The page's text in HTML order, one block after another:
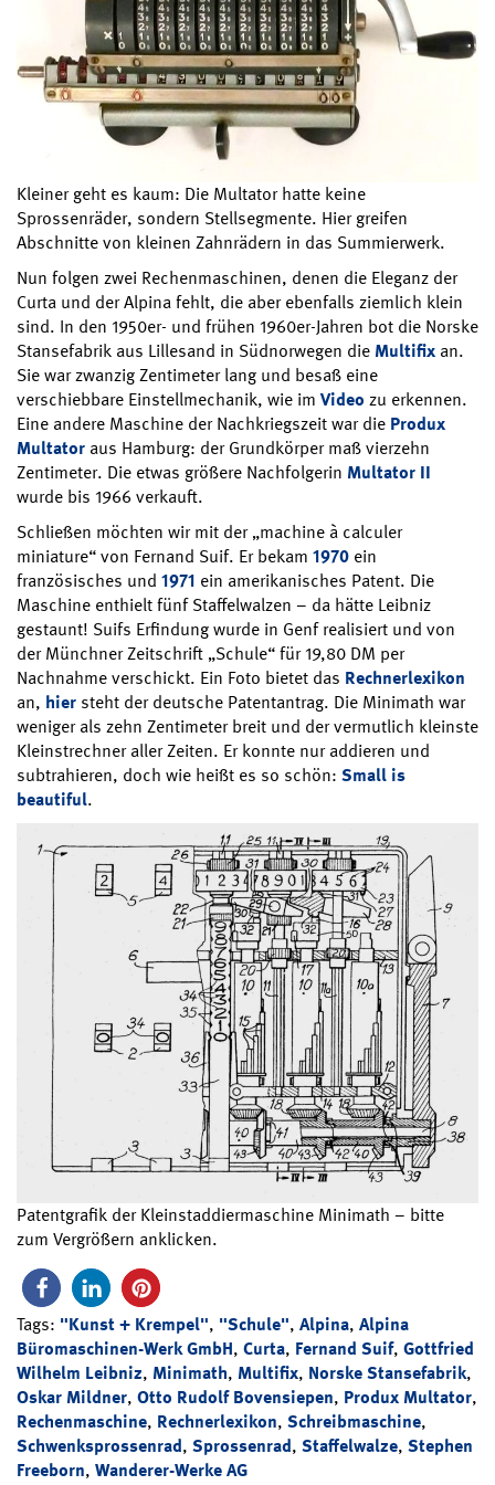
Kleiner geht es kaum: Die Multator hatte keine
Sprossenräder, sondern Stellsegmente. Hier greifen
Abschnitte von kleinen Zahnrädern in das Summierwerk.
Nun folgen zwei Rechenmaschinen, denen die Eleganz der
Curta und der Alpina fehlt, die aber ebenfalls ziemlich klein
sind. In den 1950er- und frühen 1960er-Jahren bot die Norske
Stansefabrik aus Lillesand in Südnorwegen die Multifix an.
Sie war zwanzig Zentimeter lang und besaß eine
verschiebbare Einstellmechanik, wie im Video zu erkennen.
Eine andere Maschine der Nachkriegszeit war die Produx
Multator aus Hamburg: der Grundkörper maß vierzehn
Zentimeter. Die etwas größere Nachfolgerin Multator II
wurde bis 1966 verkauft.
Schließen möchten wir mit der „machine à calculer
miniature“ von Fernand Suif. Er bekam 1970 ein
französisches und 1971 ein amerikanisches Patent. Die
Maschine enthielt fünf Staffelwalzen – da hätte Leibniz
gestaunt! Suifs Erfindung wurde in Genf realisiert und von
der Münchner Zeitschrift „Schule“ für 19,80 DM per
Nachnahme verschickt. Ein Foto bietet das Rechnerlexikon
an, hier steht der deutsche Patentantrag. Die Minimath war
weniger als zehn Zentimeter breit und der vermutlich kleinste
Kleinstrechner aller Zeiten. Er konnte nur addieren und
subtrahieren, doch wie heißt es so schön: Small is
beautiful.
Patentgrafik der Kleinstaddiermaschine Minimath – bitte
zum Vergrößern anklicken.
Tags: "Kunst + Krempel", "Schule", Alpina, Alpina
Büromaschinen-Werk GmbH, Curta, Fernand Suif, Gottfried
Wilhelm Leibniz, Minimath, Multifix, Norske Stansefabrik,
Oskar Mildner, Otto Rudolf Bovensiepen, Produx Multator,
Rechenmaschine, Rechnerlexikon, Schreibmaschine,
Schwenksprossenrad, Sprossenrad, Staffelwalze, Stephen
Freeborn, Wanderer-Werke AG